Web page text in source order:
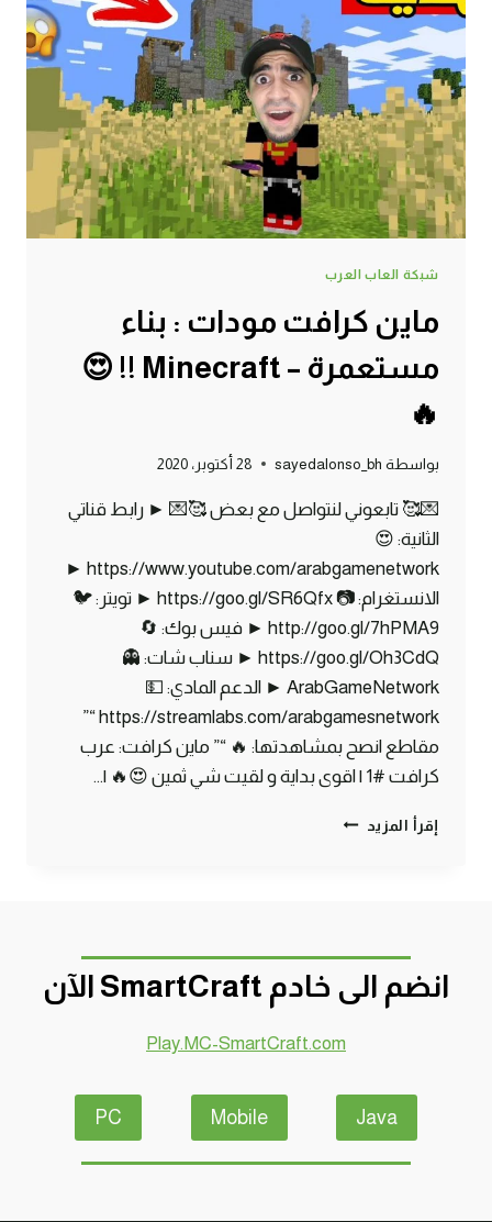
و
اسرع
أكس
MINECRAFT
!!
😍
🔥
شبكة العاب العرب
ماين كرافت مودات : بناء
مستعمرة – Minecraft !! 😍
🔥
بواسطة sayedalonso_bh 28 أكتوبر، 2020
💌🥰 تابعوني لنتواصل مع بعض 🥰💌 ► رابط قناتي
الثانية: 😍
https://www.youtube.com/arabgamenetwork ►
الانستغرام: 📷 https://goo.gl/SR6Qfx ► تويتر: 🐦
http://goo.gl/7hPMA9 ► فيس بوك: 🔄
https://goo.gl/Oh3CdQ ► سناب شات: 👻
ArabGameNetwork ► الدعم المادي: 💵
https://streamlabs.com/arabgamesnetwork “”
مقاطع انصح بمشاهدتها: 🔥 “” ماين كرافت: عرب
كرافت #1 | اقوى بداية و لقيت شي ثمين 😍🔥 |…
إقرأ المزيد ماين
–
MINECRAFT
!!
انضم الى خادم SmartCraft الآن
Play.MC-SmartCraft.com
Java
Mobile
PC